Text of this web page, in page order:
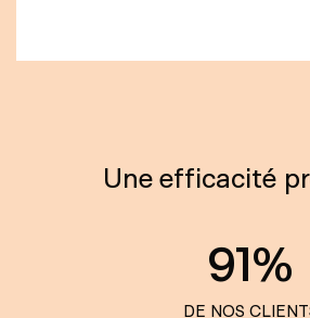
Une efficacité
91%
DE NOS